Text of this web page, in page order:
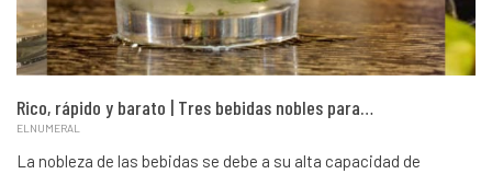
Rico, rápido y barato | Tres bebidas nobles para…
ELNUMERAL
La nobleza de las bebidas se debe a su alta capacidad de